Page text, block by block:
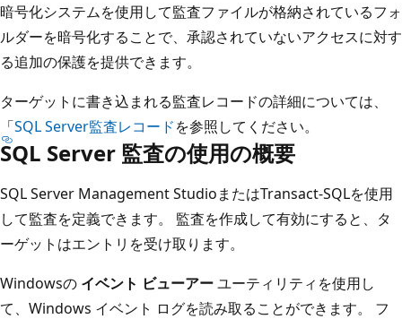
暗号化システムを使用して監査ファイルが格納されているフォ
ルダーを暗号化することで、承認されていないアクセスに対す
る追加の保護を提供できます。
ターゲットに書き込まれる監査レコードの詳細については、
「SQL Server監査レコードを参照してください。
SQL Server 監査の使用の概要
SQL Server Management StudioまたはTransact-SQLを使用
して監査を定義できます。 監査を作成して有効にすると、タ
ーゲットはエントリを受け取ります。
Windowsの イベント ビューアーユーティリティを使用し
て、Windows イベント ログを読み取ることができます。 フ